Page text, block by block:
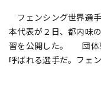
フェンシング世界選
本代表が２日、都内味
習を公開した。 団体
呼ばれる選手だ。フェ